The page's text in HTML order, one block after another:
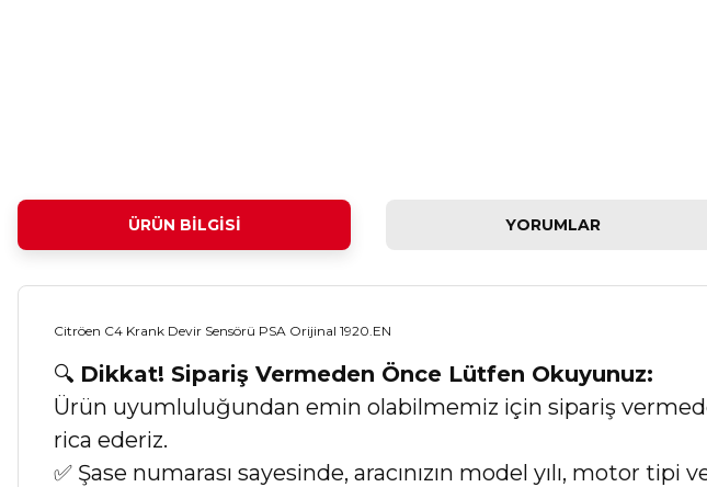
ÜRÜN BILGISI YORUMLAR
Citröen C4 Krank Devir Sensörü PSA Orijinal 1920.EN
🔍 Dikkat! Sipariş Vermeden Önce Lütfen Okuyunuz:
Ürün uyumluluğundan emin olabilmemiz için sipariş
rica ederiz.
✅ Şase numarası sayesinde, aracınızın model yılı, motor